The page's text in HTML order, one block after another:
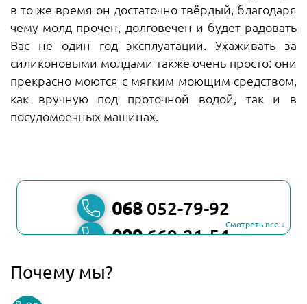
в то же время он достаточно твёрдый, благодаря
чему молд прочен, долговечен и будет радовать
Вас не один год эксплуатации. Ухаживать за
силиконовыми молдами также очень просто: они
прекрасно моются с мягким моющим средством,
как вручную под проточной водой, так и в
посудомоечных машинах.
068 052-79-92
099669-21-54
067
Смотреть все ↓
Почему мы?